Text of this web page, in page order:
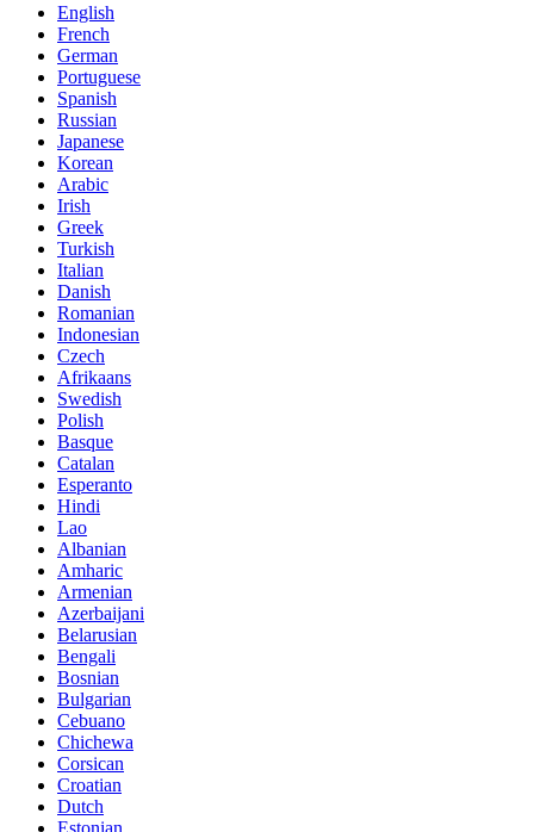
English
French
German
Portuguese
Spanish
Russian
Japanese
Korean
Arabic
Irish
Greek
Turkish
Italian
Danish
Romanian
Indonesian
Czech
Afrikaans
Swedish
Polish
Basque
Catalan
Esperanto
Hindi
Lao
Albanian
Amharic
Armenian
Azerbaijani
Belarusian
Bengali
Bosnian
Bulgarian
Cebuano
Chichewa
Corsican
Croatian
Dutch
Estonian